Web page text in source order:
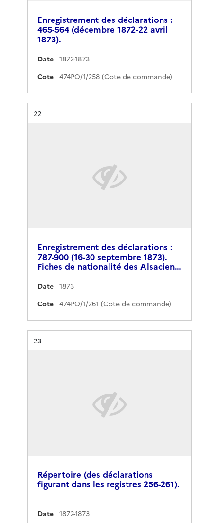
Enregistrement des déclarations :
465-564 (décembre 1872-22 avril
1873).
Date
1872-1873
Cote
474PO/1/258 (Cote de commande)
Résultat n°
22
Enregistrement des déclarations :
787-900 (16-30 septembre 1873).
Fiches de nationalité des Alsacien…
Date
1873
Cote
474PO/1/261 (Cote de commande)
Résultat n°
23
Répertoire (des déclarations
figurant dans les registres 256-261).
Date 1872-1873